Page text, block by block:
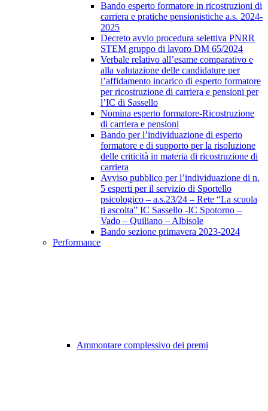
Bando esperto formatore in ricostruzioni di
carriera e pratiche pensionistiche a.s. 2024-
2025
Decreto avvio procedura selettiva PNRR
STEM gruppo di lavoro DM 65/2024
Verbale relativo all’esame comparativo e
alla valutazione delle candidature per
l’affidamento incarico di esperto formatore
per ricostruzione di carriera e pensioni per
l’IC di Sassello
Nomina esperto formatore-Ricostruzione
di carriera e pensioni
Bando per l’individuazione di esperto
formatore e di supporto per la risoluzione
delle criticità in materia di ricostruzione di
carriera
Avviso pubblico per l’individuazione di n.
5 esperti per il servizio di Sportello
psicologico – a.s.23/24 – Rete “La scuola
ti ascolta” IC Sassello -IC Spotorno –
Vado – Quiliano – Albisole
Bando sezione primavera 2023-2024
Performance
Ammontare complessivo dei premi